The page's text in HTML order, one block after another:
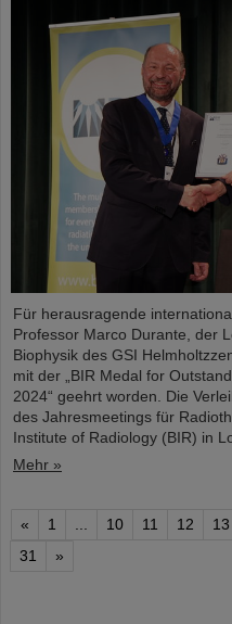
Für herausragende
Professor Marco Durante, der
Biophysik des GSI
mit der „BIR Medal for
2024“ geehrt worden. Die
des Jahresmeetings für
Institute of Radiology (BIR) in
Mehr »
« 1 ... 10 11 12 13
31
»